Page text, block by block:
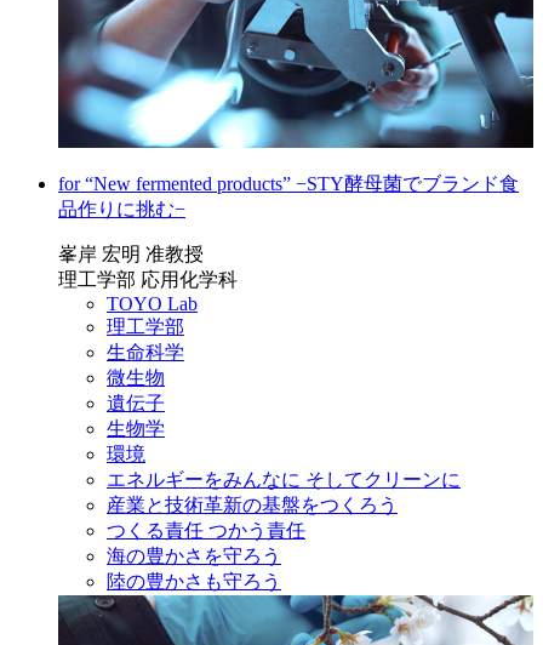
for “New fermented products” −STY酵母菌でブランド食
品作りに挑む−
峯岸 宏明 准教授
理工学部 応用化学科
TOYO Lab
理工学部
生命科学
微生物
遺伝子
生物学
環境
エネルギーをみんなに そしてクリーンに
産業と技術革新の基盤をつくろう
つくる責任 つかう責任
海の豊かさを守ろう
陸の豊かさも守ろう